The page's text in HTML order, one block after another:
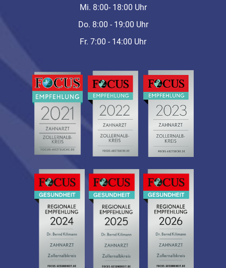
Mi. 8:00- 18:00 Uhr
Do. 8:00 - 19:00 Uhr
Fr. 7:00 - 14:00 Uhr